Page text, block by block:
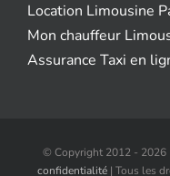
Location Limousine
Mon chauffeur
Assurance Taxi en
© Copyright 2012 - 2026
confidentialité| Tous les